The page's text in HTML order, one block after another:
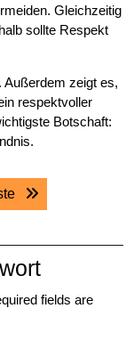
Gleichzeitig
sollte Respekt
zeigt es,
respektvoller
Botschaft:
Next post:
fields are